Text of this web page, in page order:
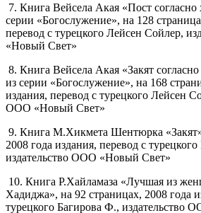
7. Книга Вейсела Акая «Пост
серии «Богослужение», на 128
перевод с турецкого Лейсен Сойлер,
«Новый Свет»
8. Книга Вейсела Акая «Закят
из серии «Богослужение», на 168
издания, перевод с турецкого Лейсен
ООО «Новый Свет»
9. Книга М.Хикмета Шентюрка
2008 года издания, перевод с
издательство ООО «Новый Свет»
10. Книга Р.Хайламаза «Лучшая из
Хадиджа», на 92 страницах, 2008 года
турецкого Багирова Ф., издательство